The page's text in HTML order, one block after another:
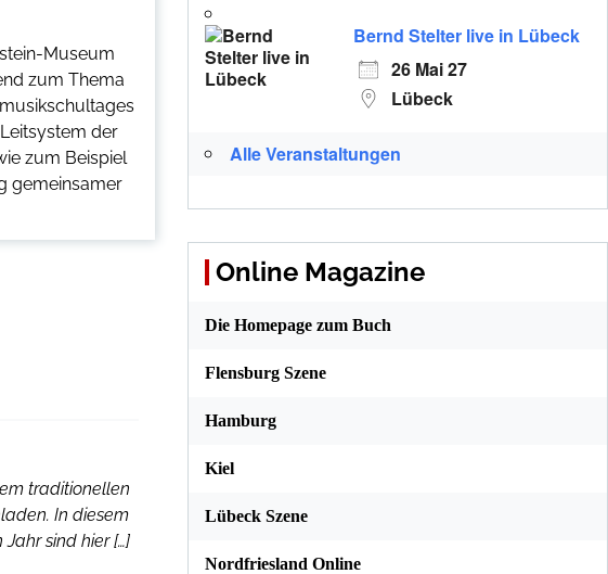
Museum
zum Thema
der
zum Beispiel
gemeinsamer
traditionellen
In diesem
sind hier […]
Bernd Stelter live in Lübeck
26 Mai 27
Lübeck
Alle Veranstaltungen
Online Magazine
Die Homepage zum Buch
Flensburg Szene
Hamburg
Kiel
Lübeck Szene
Nordfriesland Online